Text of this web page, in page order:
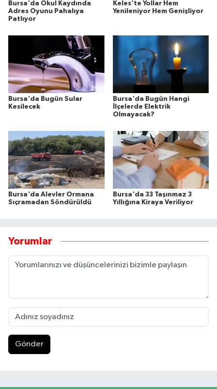
Bursa'da Okul Kaydında
Adres Oyunu Pahalıya
Patlıyor
Keles'te Yollar Hem
Yenileniyor Hem Genişliyor
Bursa'da Bugün Sular
Kesilecek
Bursa'da Bugün Hangi
İlçelerde Elektrik
Olmayacak?
Bursa'da Alevler Ormana
Sıçramadan Söndürüldü
Bursa'da 33 Taşınmaz 3
Yıllığına Kiraya Veriliyor
Yorumlar
Gönder